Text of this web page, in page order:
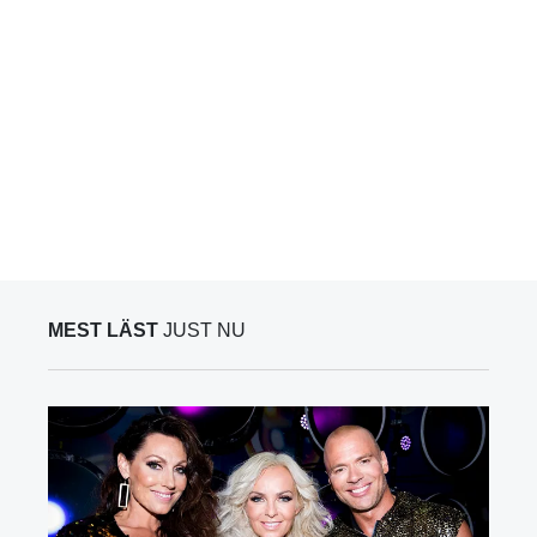
MEST LÄST JUST NU